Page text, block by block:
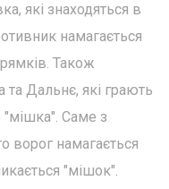
які знаходяться в
намагається
Також
Дальнє, які грають
"мішка". Саме з
ворог намагається
"мішок".